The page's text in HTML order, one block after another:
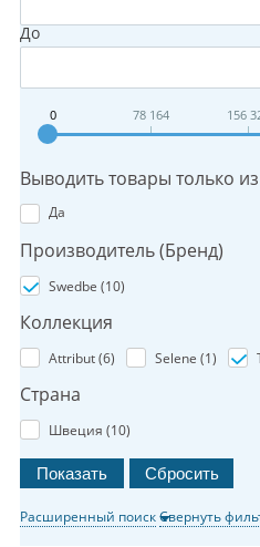
До
0 78 164 156
Выводить товары только
Да
Производитель (Бренд)
Swedbe (10)
Коллекция
Attribut (6) Selene (1)
Страна
Швеция (10)
Расширенный поискСвернуть